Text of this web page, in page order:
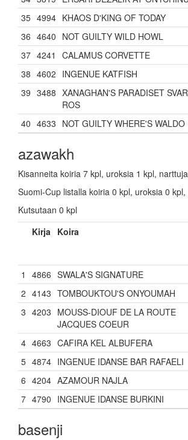
35 4994 KHAOS D'KING OF TODAY
36 4640 NOT GUILTY WILD HOWL
37 4241 CALAMUS CORVETTE
38 4602 INGENUE KATFISH
39 3488 XANAGHAN'S PARADISET
ROS
40 4633 NOT GUILTY WHERE'S WALDO
azawakh
Kisanneita koiria 7 kpl, uroksia 1 kpl,
Suomi-Cup listalla koiria 0 kpl, uroksia 0
Kutsutaan 0 kpl
Kirja Koira
1
4866 SWALA'S SIGNATURE
2 4143 TOMBOUKTOU'S ONYOUMAH
3 4203 MOUSS-DIOUF DE LA ROUTE
JACQUES COEUR
4 4663 CAFIRA KEL ALBUFERA
5 4874 INGENUE IDANSE BAR RAFAELI
6 4204 AZAMOUR NAJLA
7 4790 INGENUE IDANSE BURKINI
basenji